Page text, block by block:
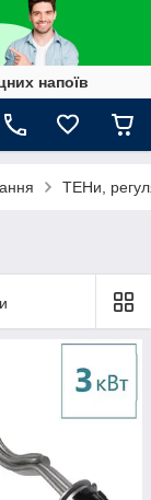
напоїв
ТЕНи,